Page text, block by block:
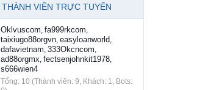
THÀNH VIÊN TRỰC TUYẾN
Oklvuscom, fa999rkcom,
taixiugo88orgvn, easyloanworld,
dafavietnam, 333Okcncom,
ad88orgmx, fectsenjohnkit1978,
s666wien4
Tổng: 10 (Thành viên: 9, Khách: 1, Bots: